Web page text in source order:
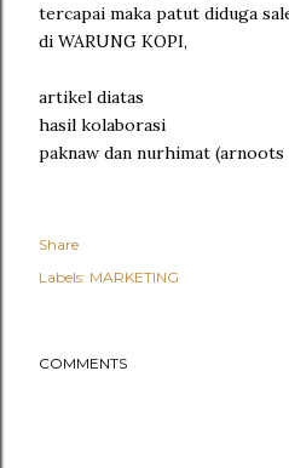
tercapai maka patut diduga
di WARUNG KOPI,
artikel diatas
hasil kolaborasi
paknaw dan nurhimat (arnoots
Share
Labels: MARKETING
COMMENTS